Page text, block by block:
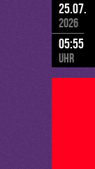
25.07.
2026
05:55
Uhr